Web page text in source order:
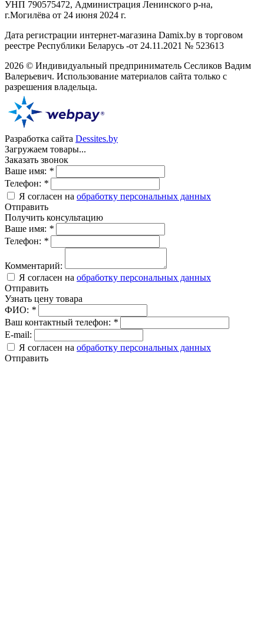
УНП 790575472, Администрация Ленинского р-на,
г.Могилёва от 24 июня 2024 г.
Дата регистрации интернет-магазина Damix.by в торговом
реестре Республики Беларусь -от 24.11.2021 № 523613
2026 © Индивидуальный предприниматель Сесликов Вадим
Валерьевич. Использование материалов сайта только с
разрешения владельца.
Разработка сайта Dessites.by
Загружаем товары...
Заказать звонок
Ваше имя: *
Телефон: *
Я согласен на обработку персональных данных
Отправить
Получить консультацию
Ваше имя: *
Телефон: *
Комментарий:
Я согласен на обработку персональных данных
Отправить
Узнать цену товара
ФИО: *
Ваш контактный телефон: *
E-mail:
Я согласен на обработку персональных данных
Отправить